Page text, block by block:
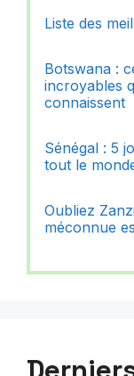
Liste des
Botswana :
incroyables
connaissent
Sénégal : 5
tout le
Oubliez
méconnue